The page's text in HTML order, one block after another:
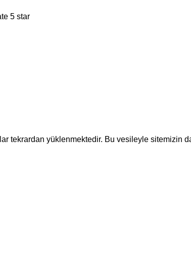
5 star
tekrardan yüklenmektedir. Bu vesileyle sitemizin